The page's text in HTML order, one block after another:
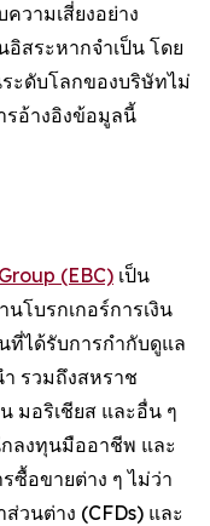
วามเสี่ยงอย่าง
สระหากจำเป็น โดย
ะดับโลกของบริษัทไม่
รอ้างอิงข้อมูลนี้
(EBC) เป็น
โบรกเกอร์การเงิน
ที่ได้รับการกำกับดูแล
รวมถึงสหราช
มอริเชียส และอื่น ๆ
กลงทุนมืออาชีพ และ
ซื้อขายต่าง ๆ ไม่ว่า
นต่าง (CFDs) และ